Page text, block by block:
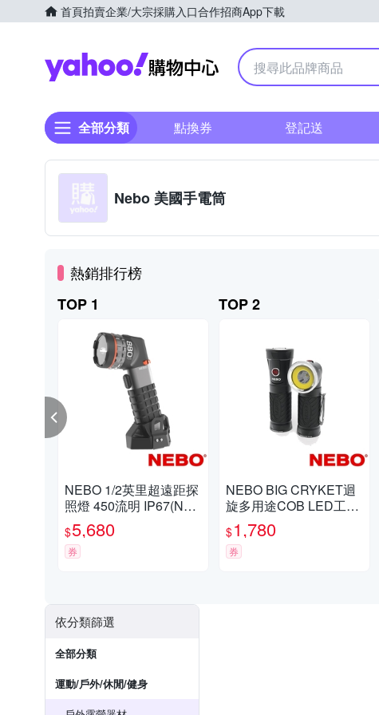
首頁拍賣企業/大宗採購入口合作招商App下載
Yahoo購物中心
全部分類 點換券 登記送
Nebo 美國手電筒
熱銷排行榜
TOP 1
NEBO 1/2英里超遠距探
照燈 450流明 IP67(NEB
-SPT-1003-G)
$5,680
券
TOP 2
NEBO BIG CRYKET迴
旋多用途COB LED工作
手電筒(NE6666TB)
$1,780
券
依分類篩選
全部分類
運動/戶外/休閒/健身